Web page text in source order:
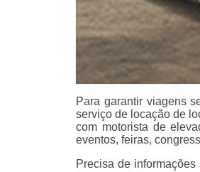
Para garantir viagens
serviço de locação de
com motorista de
eventos, feiras,
Precisa de